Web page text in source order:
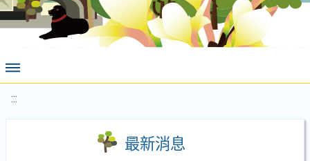
:::
最新消息